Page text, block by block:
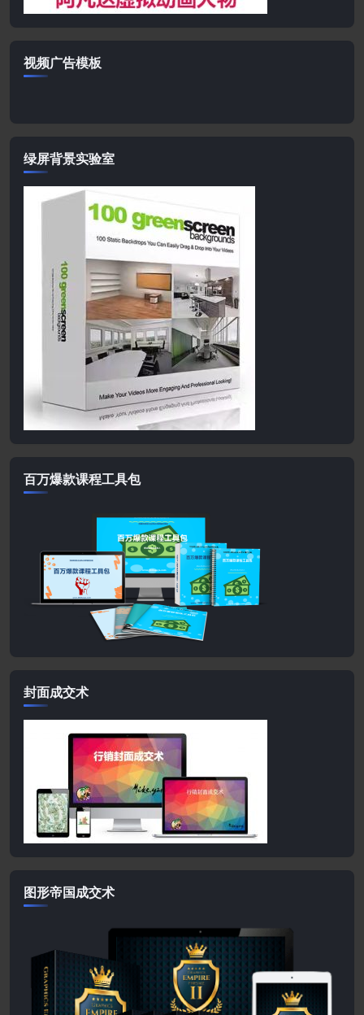
视频广告模板
绿屏背景实验室
百万爆款课程工具包
封面成交术
图形帝国成交术